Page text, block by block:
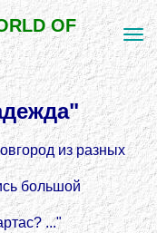
OF
из разных
большой
..."